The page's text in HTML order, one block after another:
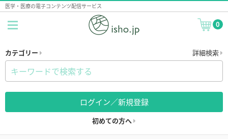
医学・医療の電子コンテンツ配信サービス
0
カテゴリー 詳細検索
ログイン／新規登録
初めての方へ